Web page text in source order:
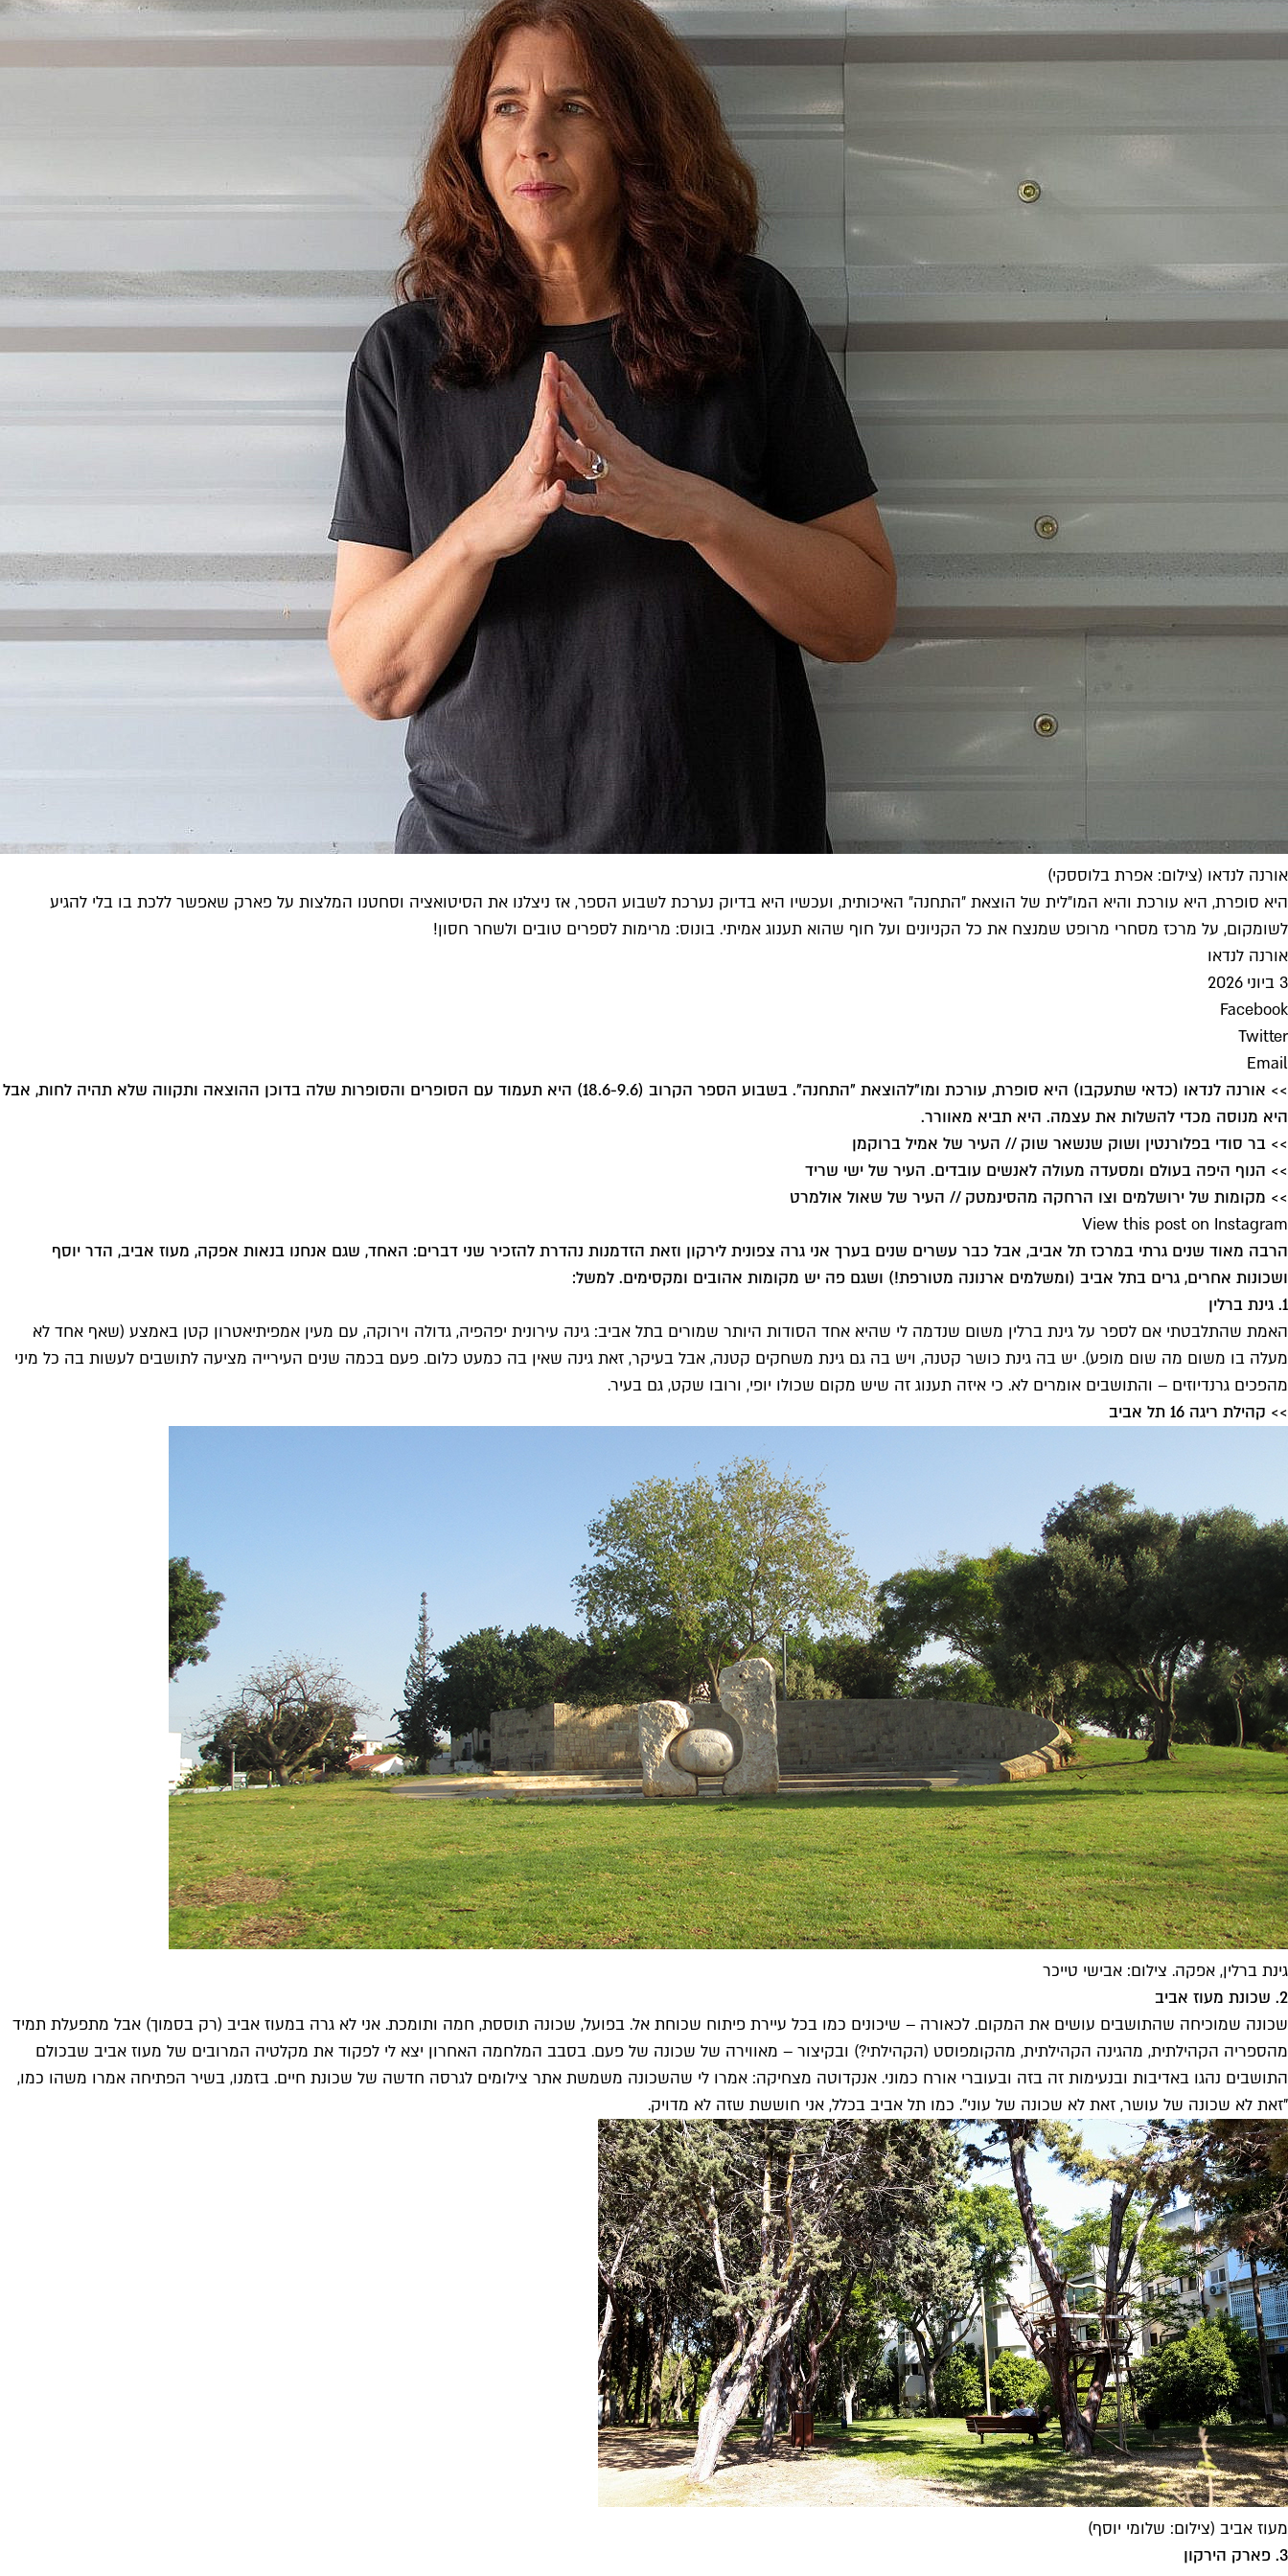
אורנה לנדאו (צילום: אפרת בלוססקי)
היא סופרת, היא עורכת והיא המו״לית של הוצאת ״התחנה״ האיכותית, ועכשיו היא בדיוק נערכת לשבוע הספר, אז ניצלנו את הסיטואציה וסחטנו המלצות על פארק שאפשר ללכת בו בלי להגיע
לשומקום, על מרכז מסחרי מרופט שמנצח את כל הקניונים ועל חוף שהוא תענוג אמיתי. בונוס: מרימות לספרים טובים ולשחר חסון!
אורנה לנדאו
3 ביוני 2026
Facebook
Twitter
Email
>> אורנה לנדאו (כדאי שתעקבו) היא סופרת, עורכת ומו"להוצאת "התחנה"
. בשבוע הספר הקרוב (18.6-9.6) היא תעמוד עם הסופרים והסופרות שלה בדוכן ההוצאה ותקווה שלא תהיה לחות, אבל
היא מנוסה מכדי להשלות את עצמה. היא תביא מאוורר.
>> בר סודי בפלורנטין ושוק שנשאר שוק // העיר של אמיל ברוקמן
>> הנוף היפה בעולם ומסעדה מעולה לאנשים עובדים. העיר של ישי שריד
>> מקומות של ירושלמים וצו הרחקה מהסינמטק // העיר של שאול אולמרט
View this post on Instagram
הרבה מאוד שנים גרתי במרכז תל אביב, אבל כבר עשרים שנים בערך אני גרה צפונית לירקון וזאת הזדמנות נהדרת להזכיר שני דברים: האחד, שגם אנחנו בנאות אפקה, מעוז אביב, הדר יוסף
ושכונות אחרים, גרים בתל אביב (ומשלמים ארנונה מטורפת!) ושגם פה יש מקומות אהובים ומקסימים. למשל:
1. גינת ברלין
האמת שהתלבטתי אם לספר על גינת ברלין משום שנדמה לי שהיא אחד הסודות היותר שמורים בתל אביב: גינה עירונית יפהפיה, גדולה וירוקה, עם מעין אמפיתיאטרון קטן באמצע (שאף אחד לא
מעלה בו משום מה שום מופע). יש בה גינת כושר קטנה, ויש בה גם גינת משחקים קטנה, אבל בעיקר, זאת גינה שאין בה כמעט כלום. פעם בכמה שנים העירייה מציעה לתושבים לעשות בה כל מיני
מהפכים גרנדיוזים – והתושבים אומרים לא. כי איזה תענוג זה שיש מקום שכולו יופי, ורובו שקט, גם בעיר.
>> קהילת ריגה 16 תל אביב
גינת ברלין, אפקה. צילום: אבישי טייכר
2. שכונת מעוז אביב
שכונה שמוכיחה שהתושבים עושים את המקום. לכאורה – שיכונים כמו בכל עיירת פיתוח שכוחת אל. בפועל, שכונה תוססת, חמה ותומכת. אני לא גרה במעוז אביב (רק בסמוך) אבל מתפעלת תמיד
מהספריה הקהילתית, מהגינה הקהילתית, מהקומפוסט (הקהילתי?) ובקיצור – מאווירה של שכונה של פעם. בסבב המלחמה האחרון יצא לי לפקוד את מקלטיה המרובים של מעוז אביב שבכולם
התושבים נהגו באדיבות ובנעימות זה בזה ובעוברי אורח כמוני. אנקדוטה מצחיקה: אמרו לי שהשכונה משמשת אתר צילומים לגרסה חדשה של שכונת חיים. בזמנו, בשיר הפתיחה אמרו משהו כמו,
"זאת לא שכונה של עושר, זאת לא שכונה של עוני". כמו תל אביב בכלל, אני חוששת שזה לא מדויק.
מעוז אביב (צילום: שלומי יוסף)
3. פארק הירקון